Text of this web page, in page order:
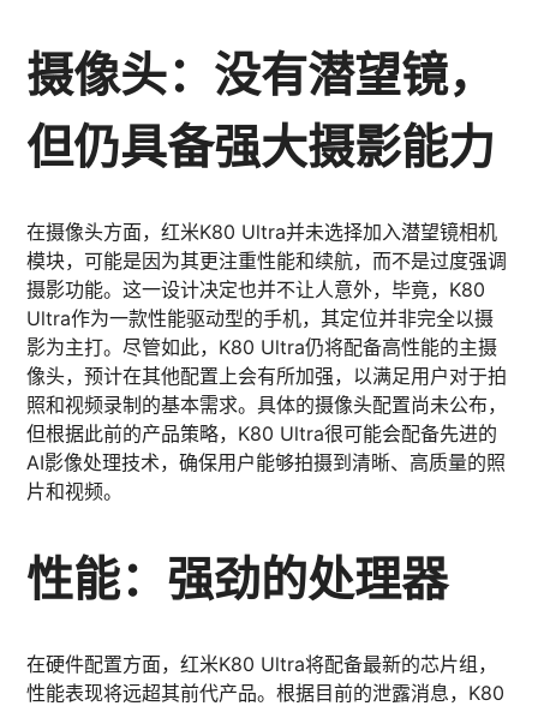
摄像头：没有潜望镜，
但仍具备强大摄影能力
在摄像头方面，红米K80 Ultra并未选择加入潜望镜相机
模块，可能是因为其更注重性能和续航，而不是过度强调
摄影功能。这一设计决定也并不让人意外，毕竟，K80
Ultra作为一款性能驱动型的手机，其定位并非完全以摄
影为主打。尽管如此，K80 Ultra仍将配备高性能的主摄
像头，预计在其他配置上会有所加强，以满足用户对于拍
照和视频录制的基本需求。具体的摄像头配置尚未公布，
但根据此前的产品策略，K80 Ultra很可能会配备先进的
AI影像处理技术，确保用户能够拍摄到清晰、高质量的照
片和视频。
性能：强劲的处理器
在硬件配置方面，红米K80 Ultra将配备最新的芯片组，
性能表现将远超其前代产品。根据目前的泄露消息，K80